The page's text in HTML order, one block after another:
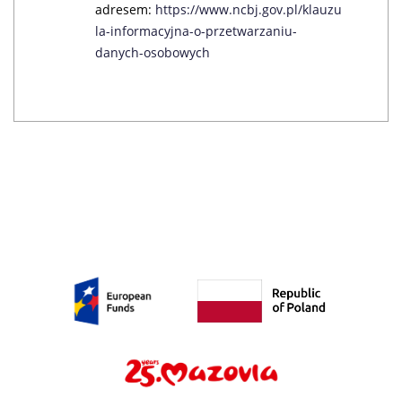
adresem: https://www.ncbj.gov.pl/klauzu
la-informacyjna-o-przetwarzaniu-
danych-osobowych